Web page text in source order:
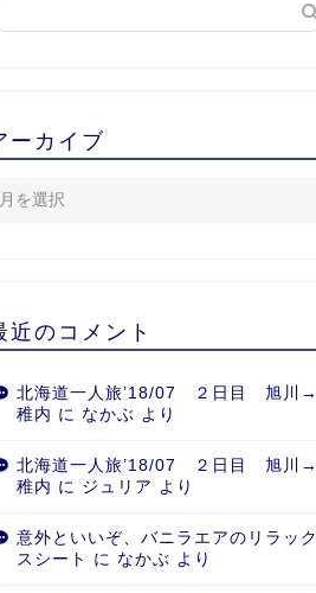
ーカイブ
近のコメント
北海道一人旅’18/07 ２日目 旭川→
稚内 に なかぶ より
北海道一人旅’18/07 ２日目 旭川→
稚内 に ジュリア より
意外といいぞ、バニラエアのリラック
スシート
に なかぶ より